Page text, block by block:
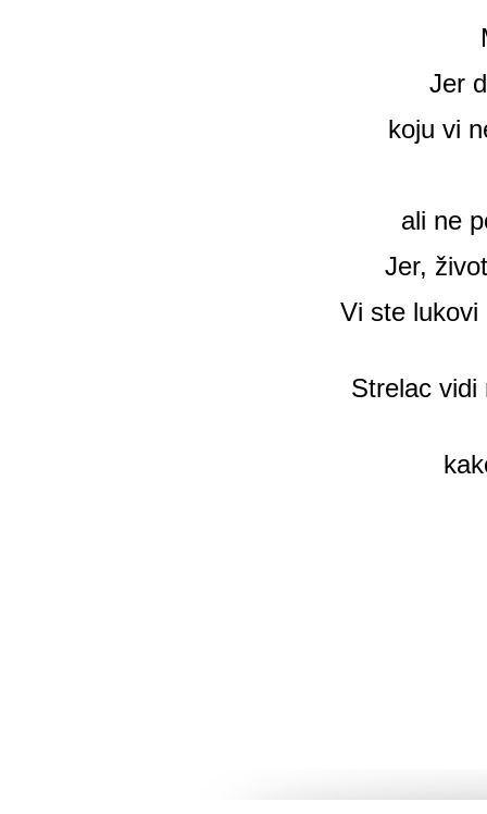
Jer
koju vi
ali ne
Jer,
Vi ste lukovi
Strelac vidi